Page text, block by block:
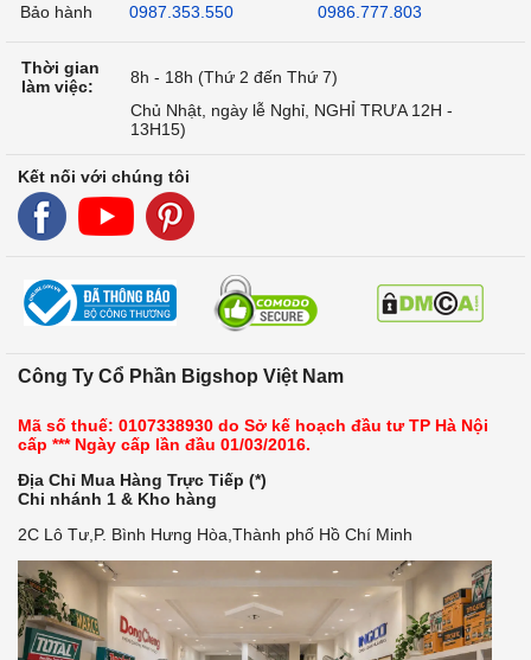
Bảo hành
0987.353.550 0986.777.803
Thời gian
làm việc:
8h - 18h (Thứ 2 đến Thứ 7)
Chủ Nhật, ngày lễ Nghỉ, NGHỈ TRƯA 12H -
13H15)
Kết nối với chúng tôi
Công Ty Cổ Phần Bigshop Việt Nam
Mã số thuế: 0107338930 do Sở kế hoạch đầu tư TP Hà Nội
cấp *** Ngày cấp lần đầu 01/03/2016.
Địa Chỉ Mua Hàng Trực Tiếp (*)
Chi nhánh 1 & Kho hàng
2C Lô Tư,P. Bình Hưng Hòa,Thành phố Hồ Chí Minh